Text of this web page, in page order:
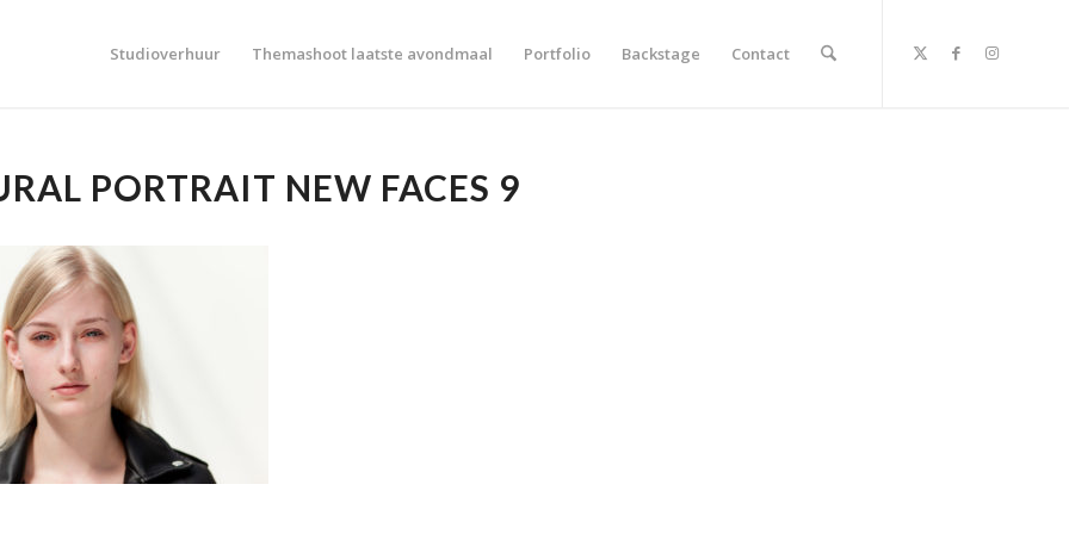
Studioverhuur Themashoot laatste avondmaal Portfolio Backstage Contact
PORTRAIT NEW FACES 9